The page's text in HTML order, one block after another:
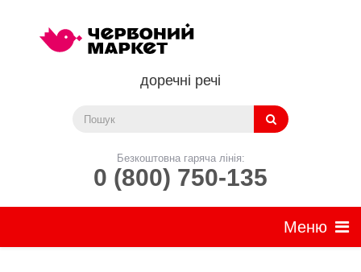
доречні речі
Безкоштовна гаряча лінія:
0 (800) 750-135